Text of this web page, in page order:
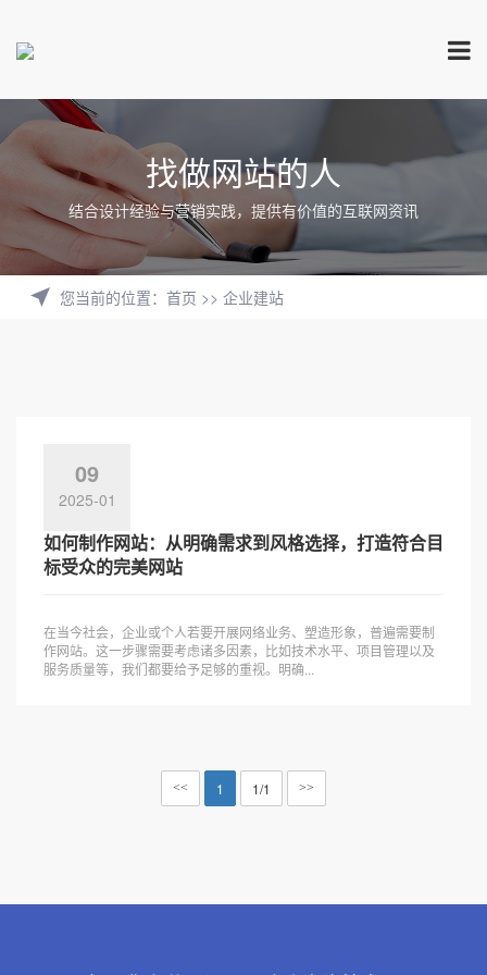
找做网站的人
结合设计经验与营销实践，提供有价值的互联网资讯
您当前的位置： 首页 >> 企业建站
09
2025-01
如何制作网站：从明确需求到风格选择，打造符合目
标受众的完美网站
在当今社会，企业或个人若要开展网络业务、塑造形象，普遍需要制
作网站。这一步骤需要考虑诸多因素，比如技术水平、项目管理以及
服务质量等，我们都要给予足够的重视。明确...
<< 1 1/1 >>